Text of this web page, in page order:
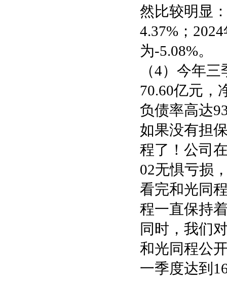
然比较明显
4.37%；
为-5.08%。
（4）今年
70.60亿元，
负债率高达
如果没有担
程了！公司
02无惧亏损
看完和光同
程一直保持
同时，我们
和光同程公
一季度达到